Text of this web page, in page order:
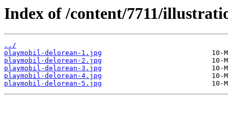
Index of /content/7711/
../
playmobil-delorean-1.jpg
playmobil-delorean-2.jpg
playmobil-delorean-3.jpg
playmobil-delorean-4.jpg
playmobil-delorean-5.jpg